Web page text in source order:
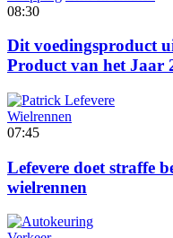
08:30
Dit voedingsproduct
Product van het Jaar
Wielrennen
07:45
Lefevere doet straffe
wielrennen